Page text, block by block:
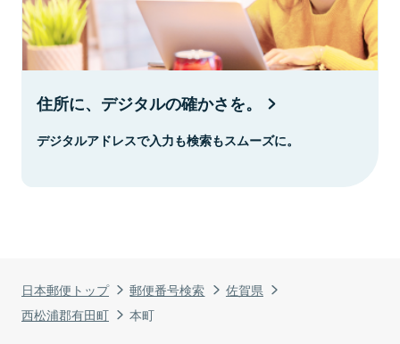
日本郵便トップ 郵便番号検索
佐賀県
西松浦郡有田町
本町
住所に、デジタルの確かさを。
デジタルアドレスで入力も検索もスムーズに。